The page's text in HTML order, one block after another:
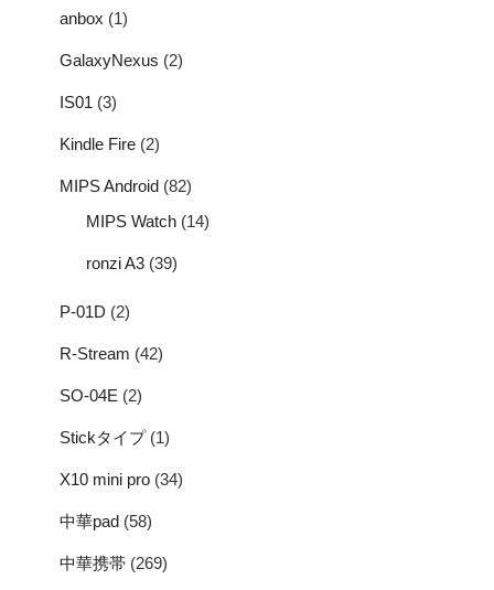
anbox (1)
GalaxyNexus (2)
IS01 (3)
Kindle Fire (2)
MIPS Android (82)
MIPS Watch (14)
ronzi A3 (39)
P-01D (2)
R-Stream (42)
SO-04E (2)
Stickタイプ(1)
X10 mini pro (34)
中華pad (58)
中華携帯 (269)